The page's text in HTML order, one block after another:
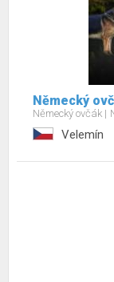
Německý
Německý ovčák
Velemín